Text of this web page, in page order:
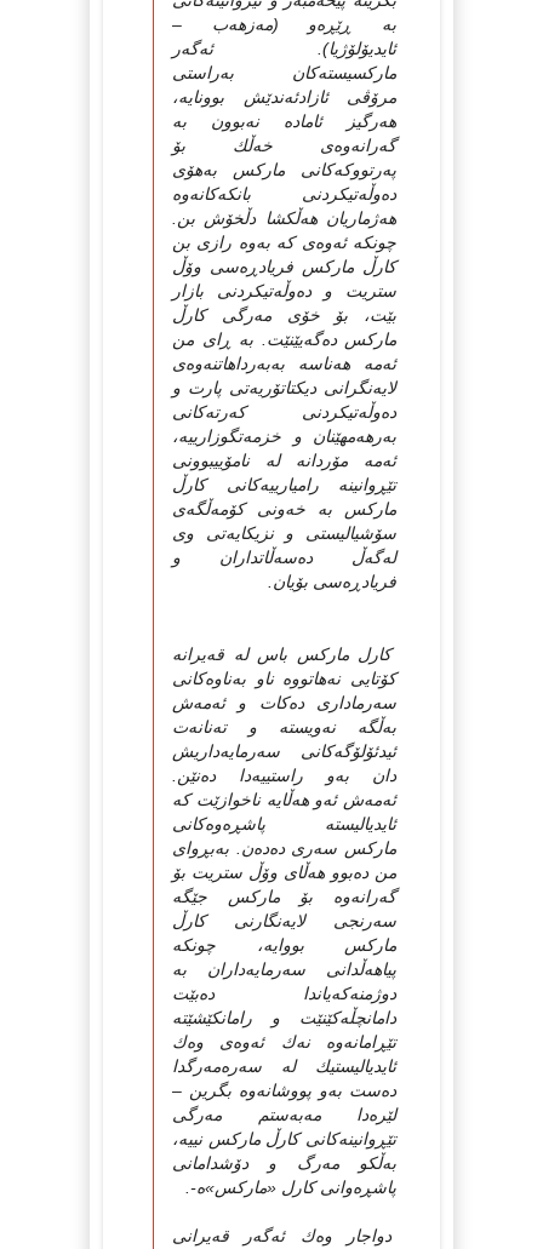
به‌ ڕێڕه‌و (مه‌زهه‌ب –
ئایدیۆلۆژیا). ئه‌گه‌ر
مارکسیسته‌کان به‌راستی
مرۆڤی ئازادئه‌ندێش بوونایه‌،
هه‌رگیز ئاماده‌ نه‌بوون به‌
گه‌رانه‌وه‌ی خه‌ڵك بۆ
په‌ر‌تووکه‌کانی مارکس به‌هۆی
ده‌وڵه‌تیکردنی بانکه‌کانه‌وه‌
هه‌ژماریان هه‌ڵکشا دڵخۆش بن.
چونکه‌ ئه‌وه‌ی که‌ به‌وه‌ رازی بن
کارڵ مارکس فریادڕه‌سی وۆڵ
ستریت و ده‌وڵه‌تیکردنی بازار
بێت، بۆ خۆی مه‌رگی کارڵ
مارکس ده‌گه‌یێنێت. به‌ ڕای من
ئه‌مه‌ هه‌ناسه‌ به‌‌به‌رداهاتنه‌وه‌ی
لایه‌نگرانی دیکتاتۆریه‌تی پارت و
ده‌وڵه‌تیکردنی که‌رته‌کانی
به‌رهه‌مهێنان و خزمه‌تگوزارییه‌،
ئه‌مه‌ مۆردانه‌ له‌ نامۆییبوونی
تێڕوانینه‌ رامیارییه‌کانی کارڵ
مارکس به‌ خه‌ونی کۆمه‌ڵگه‌ی
سۆشیالیستی و نزیکایه‌تی وی
له‌گه‌ڵ ده‌سه‌ڵاتداران و
فریادڕه‌سی بۆیان.
کارل مارکس باس له‌ قه‌یرانه‌
کۆتایی نه‌هاتووه‌ ناو به‌ناوه‌کانی
سه‌رماداری ده‌کات و ئه‌مه‌ش
به‌ڵگه‌ نه‌ویسته‌ و ته‌نانه‌ت
ئیدئۆلۆگه‌کانی سه‌رمایه‌داریش
دان به‌و راستییه‌دا ده‌نێن.
ئه‌مه‌ش ئه‌و هه‌ڵایه‌ ناخوازێت که‌
ئایدیالیسته‌ پاشڕه‌وه‌کانی
مارکس سه‌ری ده‌ده‌ن. به‌بڕوای
من ده‌بوو هه‌ڵای وۆڵ ستریت بۆ
گه‌رانه‌وه‌ بۆ مارکس جێگه‌
سه‌رنجی لایه‌نگارنی کارڵ
مارکس بووایه‌، چونکه‌
پیاهه‌ڵدانی سه‌رمایه‌داران به‌
دوژمنه‌که‌یاندا ده‌بێت
دامانچڵه‌کێنێت و رامانکێشێته‌
تێڕامانه‌وه‌ نه‌ك ئه‌وه‌ی وه‌ك
ئایدیالیستیك له ‌سه‌ره‌مه‌رگدا
ده‌ست به‌و پووشانه‌وه‌ بگرین –
لێره‌دا مه‌به‌ستم مه‌رگی
تێڕوانینه‌کانی کارڵ مارکس نییه‌،
به‌ڵکو مه‌رگ و دۆشدامانی
پاشڕه‌وانی کارل «مارکس»ه‌-.
دواجار وه‌ك ئه‌گه‌ر قه‌یرانی